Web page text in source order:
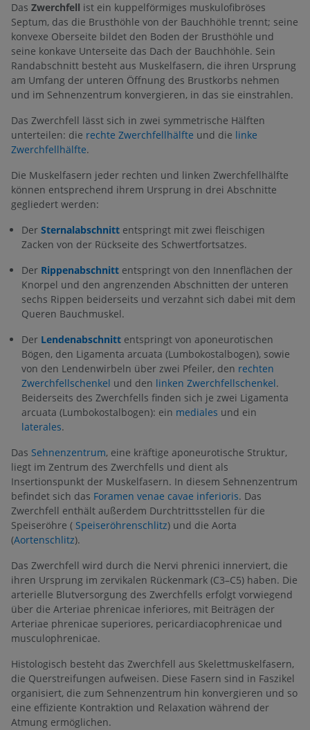
Das Zwerchfell ist ein kuppelförmiges muskulofibröses
Septum, das die Brusthöhle von der Bauchhöhle trennt; seine
konvexe Oberseite bildet den Boden der Brusthöhle und
seine konkave Unterseite das Dach der Bauchhöhle. Sein
Randabschnitt besteht aus Muskelfasern, die ihren Ursprung
am Umfang der unteren Öffnung des Brustkorbs nehmen
und im Sehnenzentrum konvergieren, in das sie einstrahlen.
Das Zwerchfell lässt sich in zwei symmetrische Hälften
unterteilen: die rechte Zwerchfellhälfte und die linke
Zwerchfellhälfte.
Die Muskelfasern jeder rechten und linken Zwerchfellhälfte
können entsprechend ihrem Ursprung in drei Abschnitte
gegliedert werden:
Der Sternalabschnitt entspringt mit zwei fleischigen
Zacken von der Rückseite des Schwertfortsatzes.
Der Rippenabschnitt entspringt von den Innenflächen der
Knorpel und den angrenzenden Abschnitten der unteren
sechs Rippen beiderseits und verzahnt sich dabei mit dem
Queren Bauchmuskel.
Der Lendenabschnitt entspringt von aponeurotischen
Bögen, den Ligamenta arcuata (Lumbokostalbogen), sowie
von den Lendenwirbeln über zwei Pfeiler, den rechten
Zwerchfellschenkel und den linken Zwerchfellschenkel.
Beiderseits des Zwerchfells finden sich je zwei Ligamenta
arcuata (Lumbokostalbogen): ein mediales und ein
laterales.
Das Sehnenzentrum, eine kräftige aponeurotische Struktur,
liegt im Zentrum des Zwerchfells und dient als
Insertionspunkt der Muskelfasern. In diesem Sehnenzentrum
befindet sich das Foramen venae cavae inferioris. Das
Zwerchfell enthält außerdem Durchtrittsstellen für die
Speiseröhre ( Speiseröhrenschlitz) und die Aorta
(Aortenschlitz).
Das Zwerchfell wird durch die Nervi phrenici innerviert, die
ihren Ursprung im zervikalen Rückenmark (C3–C5) haben. Die
arterielle Blutversorgung des Zwerchfells erfolgt vorwiegend
über die Arteriae phrenicae inferiores, mit Beiträgen der
Arteriae phrenicae superiores, pericardiacophrenicae und
musculophrenicae.
Histologisch besteht das Zwerchfell aus Skelettmuskelfasern,
die Querstreifungen aufweisen. Diese Fasern sind in Faszikel
organisiert, die zum Sehnenzentrum hin konvergieren und so
eine effiziente Kontraktion und Relaxation während der
Atmung ermöglichen.